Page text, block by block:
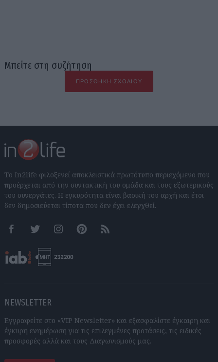
Μπείτε στη συζήτηση
ΠΡΟΣΘΉΚΗ ΣΧΟΛΊΟΥ
Το In2life φιλοξενεί αποκλειστικά πρωτότυπο περιεχόμενο που
προέρχεται από την συντακτική του ομάδα και τους εξωτερικούς
του συνεργάτες. Η εγκυρότητα είναι βασική του αρχή και έτσι
δεν δημοσιεύεται τίποτα που δεν έχει ελεγχθεί.
FacebookTwitter InstagramPinterestRSS feeds
NEWSLETTER
Εγγραφείτε στο «VIP Newsletter» και εξασφαλίστε έγκαιρη και
έγκυρη ενημέρωση για τις επιλεγμένες προτάσεις, τις ειδικές
προσφορές αλλά και τους Διαγωνισμούς μας.